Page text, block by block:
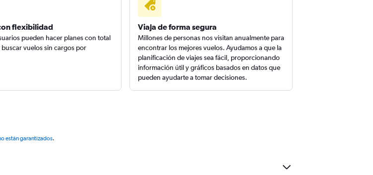
flexibilidad
pueden hacer planes con total
vuelos sin cargos por
Viaja de forma segura
Millones de personas nos visitan anualmente para
encontrar los mejores vuelos. Ayudamos a que la
planificación de viajes sea fácil, proporcionando
información útil y gráficos basados en datos que
pueden ayudarte a tomar decisiones.
están garantizados.